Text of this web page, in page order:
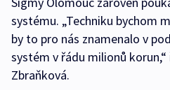
systému. „Techniku bychom
by to pro nás znamenalo v
systém v řádu milionů
Zbraňková.